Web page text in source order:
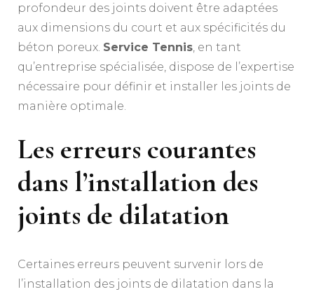
profondeur des joints doivent être adaptées
aux dimensions du court et aux spécificités du
béton poreux. Service Tennis , en tant
qu’entreprise spécialisée, dispose de l’expertise
nécessaire pour définir et installer les joints de
manière optimale.
Les erreurs courantes
dans l’installation des
joints de dilatation
Certaines erreurs peuvent survenir lors de
l’installation des joints de dilatation dans la